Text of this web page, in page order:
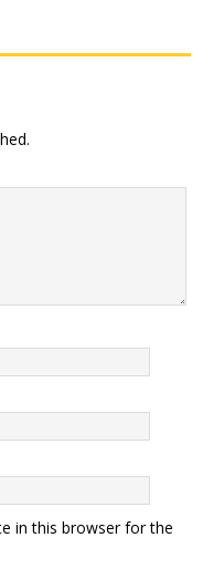
in this browser for the